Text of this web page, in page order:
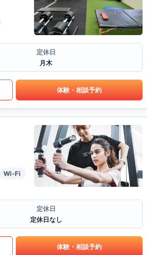
定休日
月木
体験・相談予約
Wi-Fi
定休日
定休日なし
体験・相談予約